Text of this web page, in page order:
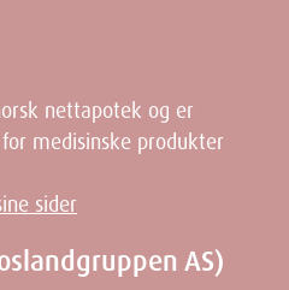
nettapotek og er
medisinske produkter
sider
AS)